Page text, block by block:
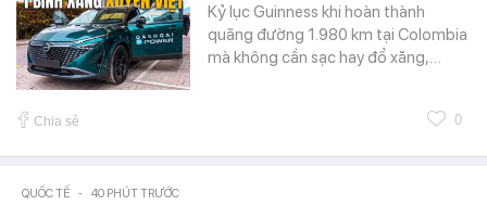
Kỷ lục Guinness khi hoàn thành
quãng đường 1.980 km tại Colombia
mà không cần sạc hay đổ xăng,…
Chia sẻ 0
QUỐC TẾ - 40 PHÚT TRƯỚC